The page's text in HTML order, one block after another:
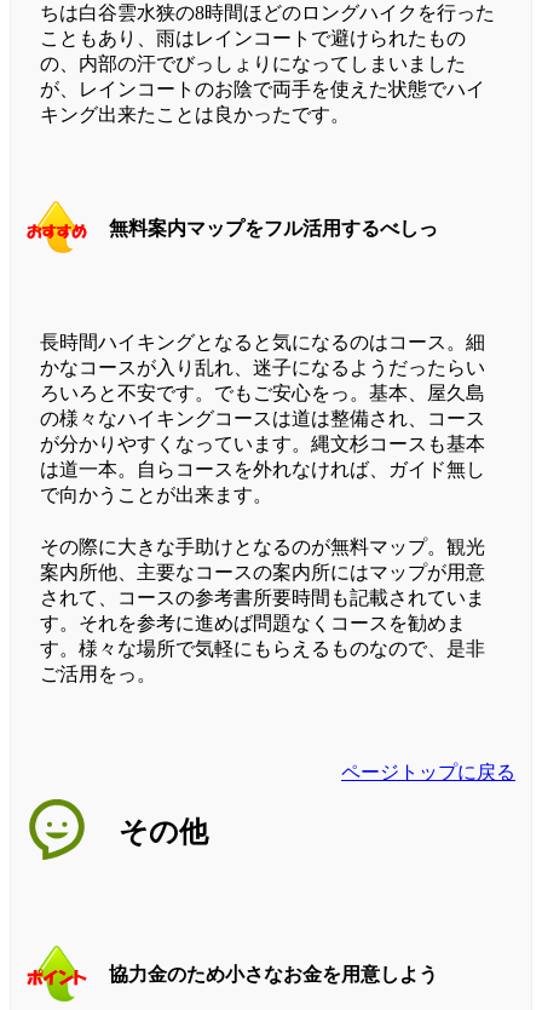
ちは白谷雲水狭の8時間ほどのロングハイクを行った
こともあり、雨はレインコートで避けられたもの
の、内部の汗でびっしょりになってしまいました
が、レインコートのお陰で両手を使えた状態でハイ
キング出来たことは良かったです。
無料案内マップをフル活用するべしっ
長時間ハイキングとなると気になるのはコース。細
かなコースが入り乱れ、迷子になるようだったらい
ろいろと不安です。でもご安心をっ。基本、屋久島
の様々なハイキングコースは道は整備され、コース
が分かりやすくなっています。縄文杉コースも基本
は道一本。自らコースを外れなければ、ガイド無し
で向かうことが出来ます。
その際に大きな手助けとなるのが無料マップ。観光
案内所他、主要なコースの案内所にはマップが用意
されて、コースの参考書所要時間も記載されていま
す。それを参考に進めば問題なくコースを勧めま
す。様々な場所で気軽にもらえるものなので、是非
ご活用をっ。
ページトップに戻る
その他
協力金のため小さなお金を用意しよう